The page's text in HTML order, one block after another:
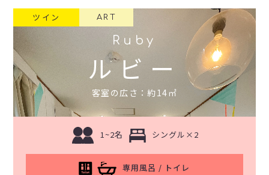
Ruby
ルビー
客室の広さ：約14㎡
1~2名 シングル×2
専用風呂 / トイレ
ツイン ART